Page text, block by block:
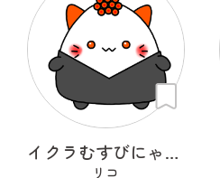
イクラむすびにゃんこ
リコ